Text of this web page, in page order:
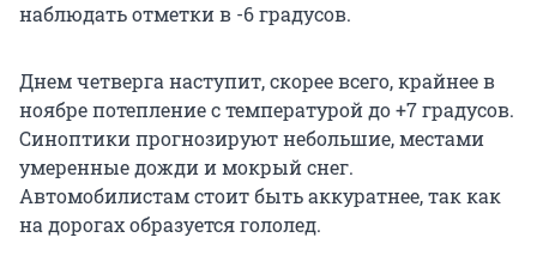
наблюдать отметки в -6 градусов.
Днем четверга наступит, скорее всего, крайнее в
ноябре потепление с температурой до +7 градусов.
Синоптики прогнозируют небольшие, местами
умеренные дожди и мокрый снег.
Автомобилистам стоит быть аккуратнее, так как
на дорогах образуется гололед.